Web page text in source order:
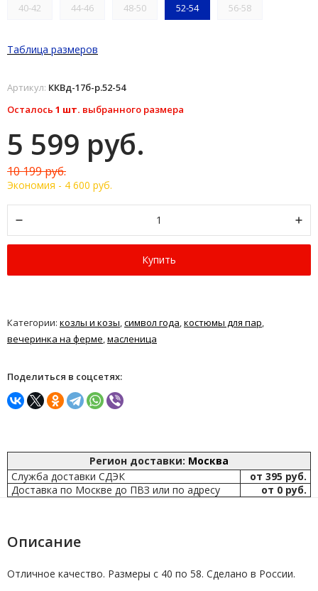
40-42 44-46 48-50 52-54 56-58
Таблица размеров
Артикул: ККВд-17б-р.52-54
Осталось 1 шт. выбранного размера
5 599 руб.
10 199 руб.
Экономия - 4 600 руб.
Купить
Категории: козлы и козы символ года костюмы для пар
вечеринка на ферме масленица
Поделиться в соцсетях:
Регион доставки: Москва
Служба доставки СДЭК
от 395 руб.
Доставка по Москве до ПВЗ или по адресу
от 0 руб.
Описание
Отличное качество. Размеры с 40 по 58. Сделано в России.